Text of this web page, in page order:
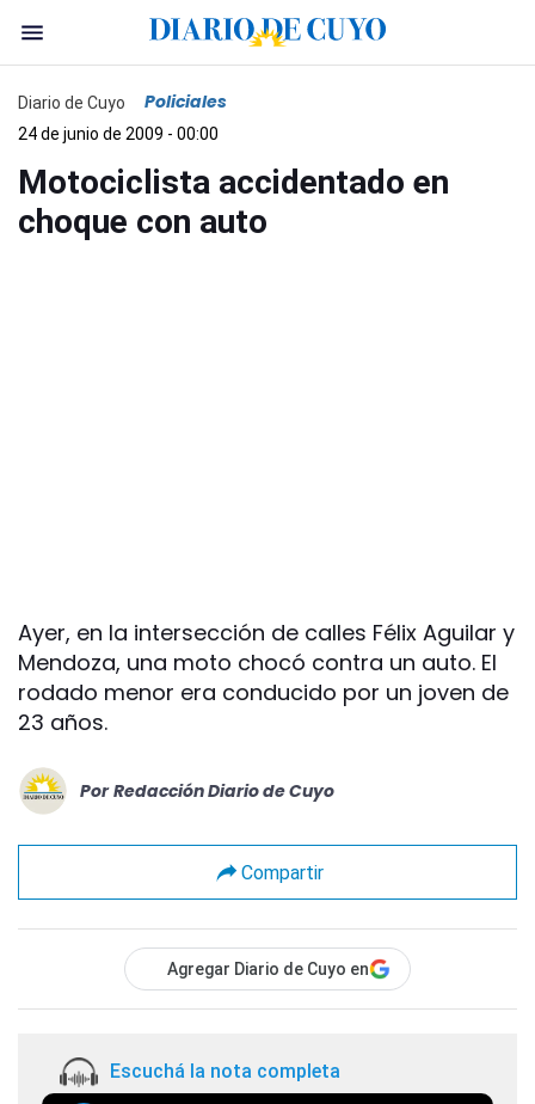
Diario de Cuyo Policiales
24 de junio de 2009 - 00:00
Motociclista accidentado en
choque con auto
Ayer, en la intersección de calles Félix Aguilar y
Mendoza, una moto chocó contra un auto. El
rodado menor era conducido por un joven de
23 años.
Por Redacción Diario de Cuyo
Compartir
Agregar Diario de Cuyo en
Escuchá la nota completa